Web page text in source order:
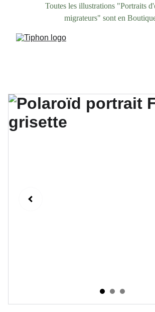
Toutes les illustrations "Portraits
migrateurs" sont en